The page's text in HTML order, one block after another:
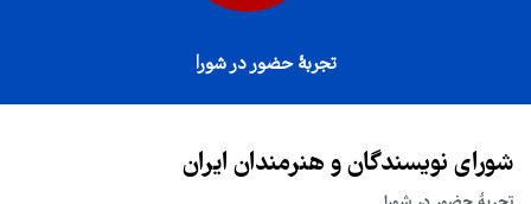
تجربهٔ حضور در شورا
شورای نویسندگان و هنرمندان ایران